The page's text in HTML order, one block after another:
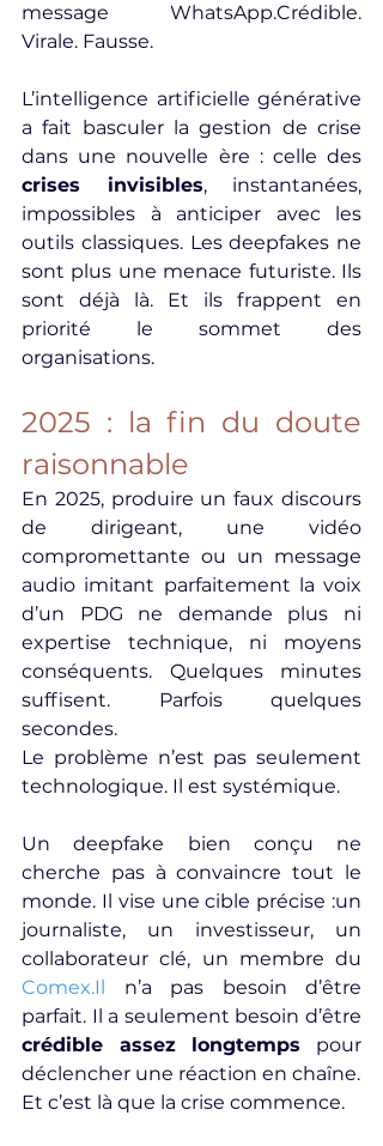
message WhatsApp.Crédible.
Virale. Fausse.
L’intelligence artificielle générative
a fait basculer la gestion de crise
crises invisibles, instantanées,
impossibles à anticiper avec les
outils classiques. Les deepfakes ne
sont plus une menace futuriste. Ils
sont déjà là. Et ils frappent en
priorité le sommet des
organisations.
2025 : la fin du doute
raisonnable
En 2025, produire un faux discours
de dirigeant, une vidéo
compromettante ou un message
audio imitant parfaitement la voix
d’un PDG ne demande plus ni
expertise technique, ni moyens
conséquents. Quelques minutes
suffisent. Parfois quelques
secondes.
Le problème n’est pas seulement
technologique. Il est systémique.
Un deepfake bien conçu ne
cherche pas à convaincre tout le
monde. Il vise une cible précise :un
journaliste, un investisseur, un
Comex.Il n’a pas besoin d’être
crédible assez longtemps pour
déclencher une réaction en chaîne.
Et c’est là que la crise commence.